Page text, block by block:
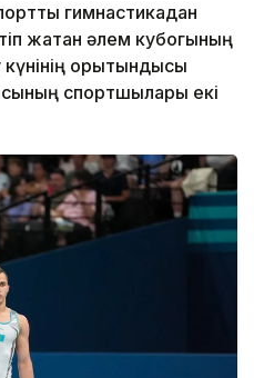
гимнастикадан
жатқан әлем кубогының
күнінің қорытындысы
спортшылары екі